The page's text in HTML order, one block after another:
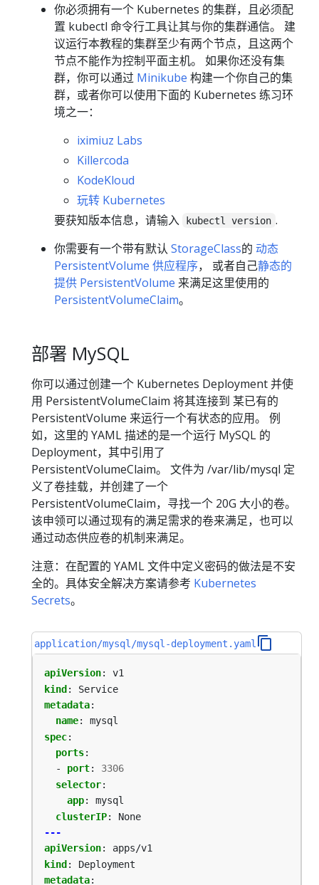
你必须拥有一个 Kubernetes 的集群，且必须配
置 kubectl 命令行工具让其与你的集群通信。 建
议运行本教程的集群至少有两个节点，且这两个
节点不能作为控制平面主机。 如果你还没有集
群，你可以通过 Minikube 构建一个你自己的集
群，或者你可以使用下面的 Kubernetes 练习环
境之一：
iximiuz Labs
Killercoda
KodeKloud
玩转 Kubernetes
要获知版本信息，请输入
kubectl version .
你需要有一个带有默认 StorageClass的 动态
PersistentVolume 供应程序， 或者自己静态的
提供 PersistentVolume 来满足这里使用的
PersistentVolumeClaim。
部署 MySQL
你可以通过创建一个 Kubernetes Deployment 并使
用 PersistentVolumeClaim 将其连接到 某已有的
PersistentVolume 来运行一个有状态的应用。 例
如，这里的 YAML 描述的是一个运行 MySQL 的
Deployment，其中引用了
PersistentVolumeClaim。 文件为 /var/lib/mysql 定
义了卷挂载，并创建了一个
PersistentVolumeClaim，寻找一个 20G 大小的卷。
该申领可以通过现有的满足需求的卷来满足，也可以
通过动态供应卷的机制来满足。
注意：在配置的 YAML 文件中定义密码的做法是不安
全的。具体安全解决方案请参考 Kubernetes
Secrets。
application/mysql/mysql-deployment.yaml
apiVersion:
v1
kind:
Service
metadata:
name:
mysql
spec:
ports:
- port:
3306
selector:
app:
mysql
clusterIP:
None
---
apiVersion:
apps/v1
kind :
Deployment
metadata: